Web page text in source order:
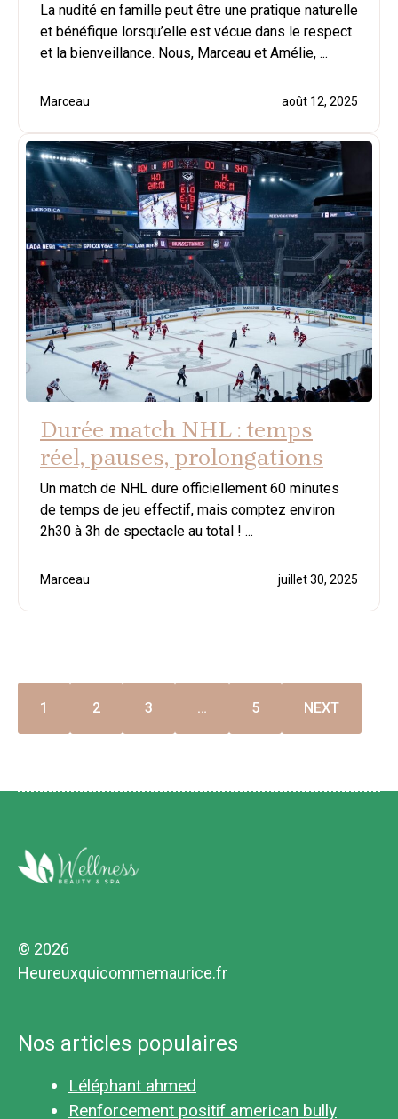
La nudité en famille peut être une pratique naturelle
et bénéfique lorsqu’elle est vécue dans le respect
et la bienveillance. Nous, Marceau et Amélie, ...
Marceau août 12, 2025
Durée match NHL : temps
réel, pauses, prolongations
Un match de NHL dure officiellement 60 minutes
de temps de jeu effectif, mais comptez environ
2h30 à 3h de spectacle au total ! ...
Marceau juillet 30, 2025
1 2 3 … 5 NEXT
© 2026
Heureuxquicommemaurice.fr
Nos articles populaires
Léléphant ahmed
Renforcement positif american bully